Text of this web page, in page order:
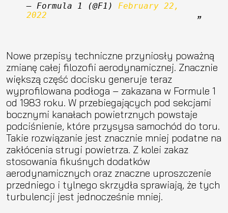
— Formula 1 (@F1) February 22,
2022
Nowe przepisy techniczne przyniosły poważną
zmianę całej filozofii aerodynamicznej. Znacznie
większą część docisku generuje teraz
wyprofilowana podłoga – zakazana w Formule 1
od 1983 roku. W przebiegających pod sekcjami
bocznymi kanałach powietrznych powstaje
podciśnienie, które przysysa samochód do toru.
Takie rozwiązanie jest znacznie mniej podatne na
zakłócenia strugi powietrza. Z kolei zakaz
stosowania fikuśnych dodatków
aerodynamicznych oraz znaczne uproszczenie
przedniego i tylnego skrzydła sprawiają, że tych
turbulencji jest jednocześnie mniej.